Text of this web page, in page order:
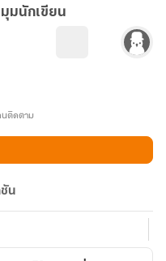
มุมนักเขียน
นติดตาม
น